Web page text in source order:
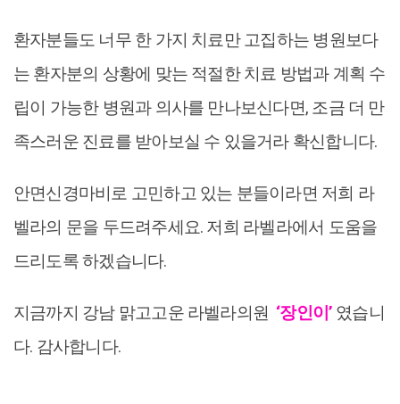
환자분들도 너무 한 가지 치료만 고집하는 병원보다
는 환자분의 상황에 맞는 적절한 치료 방법과 계획 수
립이 가능한 병원과 의사를 만나보신다면, 조금 더 만
족스러운 진료를 받아보실 수 있을거라 확신합니다.
안면신경마비로 고민하고 있는 분들이라면 저희 라
벨라의 문을 두드려주세요. 저희 라벨라에서 도움을
드리도록 하겠습니다.
지금까지 강남 맑고고운 라벨라의원 ‘장인이’ 였습니
다. 감사합니다.